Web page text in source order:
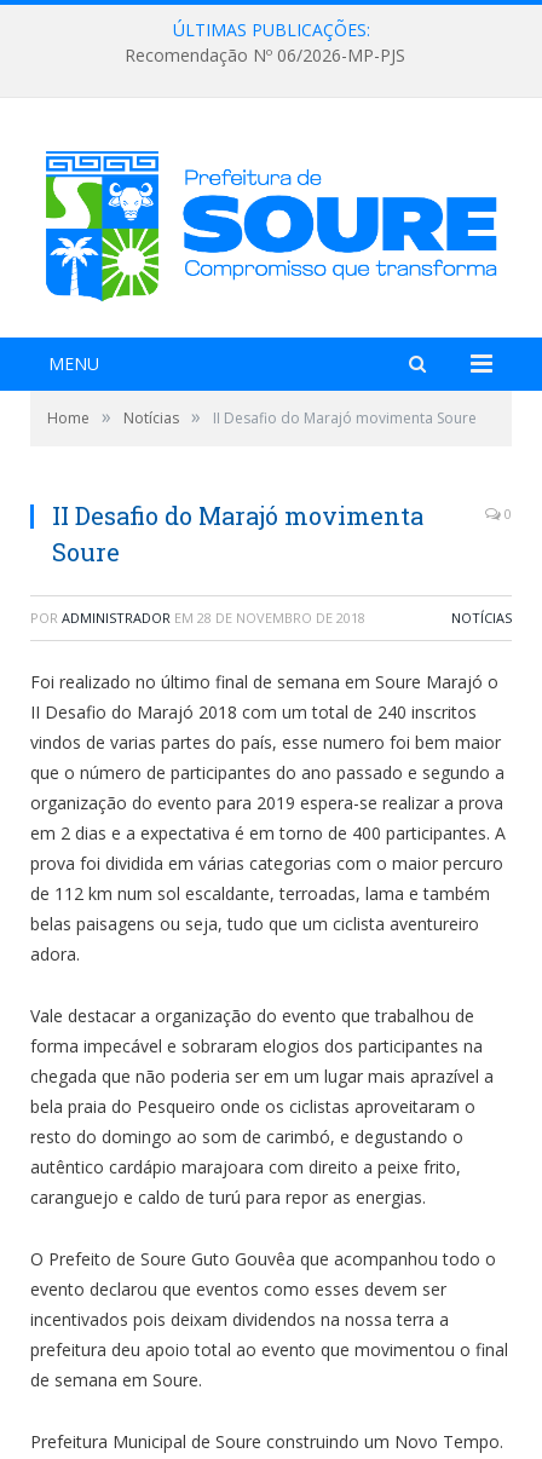
ÚLTIMAS PUBLICAÇÕES:
Recomendação Nº 06/2026-MP-PJS
MENU
Home » Notícias » II Desafio do Marajó movimenta Soure
II Desafio do Marajó movimenta
Soure
0
POR ADMINISTRADOR EM 28 DE NOVEMBRO DE 2018 NOTÍCIAS
Foi realizado no último final de semana em Soure Marajó o
II Desafio do Marajó 2018 com um total de 240 inscritos
vindos de varias partes do país, esse numero foi bem maior
que o número de participantes do ano passado e segundo a
organização do evento para 2019 espera-se realizar a prova
em 2 dias e a expectativa é em torno de 400 participantes. A
prova foi dividida em várias categorias com o maior percuro
de 112 km num sol escaldante, terroadas, lama e também
belas paisagens ou seja, tudo que um ciclista aventureiro
adora.
Vale destacar a organização do evento que trabalhou de
forma impecável e sobraram elogios dos participantes na
chegada que não poderia ser em um lugar mais aprazível a
bela praia do Pesqueiro onde os ciclistas aproveitaram o
resto do domingo ao som de carimbó, e degustando o
autêntico cardápio marajoara com direito a peixe frito,
caranguejo e caldo de turú para repor as energias.
O Prefeito de Soure Guto Gouvêa que acompanhou todo o
evento declarou que eventos como esses devem ser
incentivados pois deixam dividendos na nossa terra a
prefeitura deu apoio total ao evento que movimentou o final
de semana em Soure.
Prefeitura Municipal de Soure construindo um Novo Tempo.